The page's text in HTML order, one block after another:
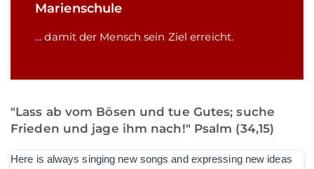
Marienschule
... damit der Mensch sein Ziel erreicht.
"Lass ab vom Bösen und tue Gutes; suche
Frieden und jage ihm nach!" Psalm (34,15)
Here is always singing new songs and expressing new ideas